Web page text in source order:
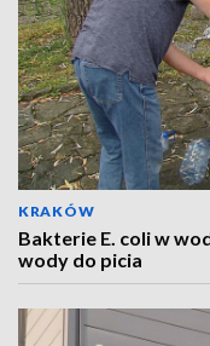
KRAKÓW
Bakterie E. coli w
wody do picia